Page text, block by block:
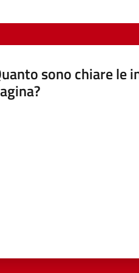
sono chiare le